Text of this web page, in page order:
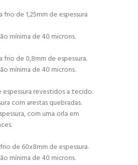
de 1,25mm de espessura
mínima de 40 microns.
frio de 0,8mm de espessura.
mínima de 40 microns.
revestidos a tecido.
com arestas quebradas.
com uma orla em
de 60x8mm de espessura.
mínima de 40 microns.